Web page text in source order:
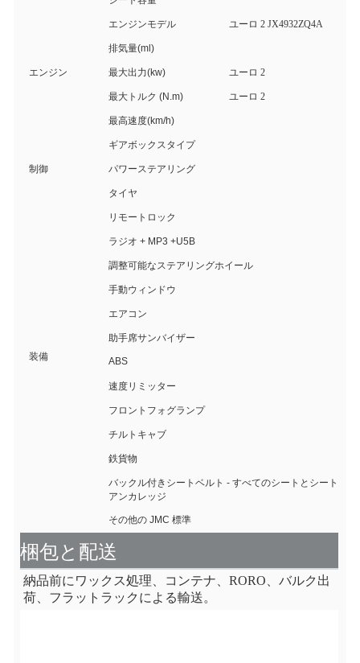
エンジン
エンジンモデル ユーロ 2 JX4932ZQ4A
排気量(ml)
最大出力(kw) ユーロ 2
最大トルク (N.m) ユーロ 2
最高速度(km/h)
制御
ギアボックスタイプ
パワーステアリング
タイヤ
装備
リモートロック
ラジオ + MP3 +U5B
調整可能なステアリングホイール
手動ウィンドウ
エアコン
助手席サンバイザー
ABS
速度リミッター
フロントフォグランプ
チルトキャブ
鉄貨物
バックル付きシートベルト - すべてのシートとシートベル
アンカレッジ
その他の JMC 標準
梱包と配送
納品前にワックス処理、コンテナ、RORO、バルク出
荷、フラットラックによる輸送。